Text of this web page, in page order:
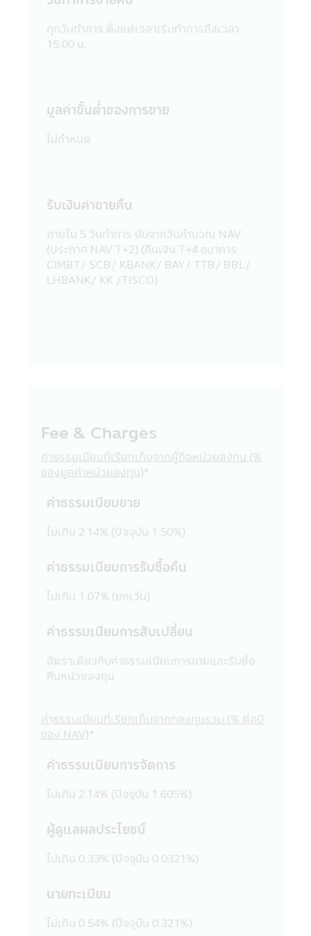
แอปพลิเคชันผ่านโทรศัพท์มือถือนี้ และ/หรือ
แอปพลิเคชันผ่านโทรศัพท์มือถือที่ร่วมกิจกรรม
กับบริษัท
แก้ไขด้วยวิธีการใดๆ ไม่ว่าทั้งหมด หรือบางส่วน
ของข้อมูลในแอปพลิเคชันผ่านโทรศัพท์มือถือนี้
เว้นแต่จะได้รับอนุญาตเป็นลายลักษณ์อักษร
จากบริษัทจัดการก่อน บริษัทจัดการ และผู้
กระทำโดยเจตนา หรือโดยมิได้รับอนุญาตจาก
ข้อความ ข้อมูล เอกสาร หรือสื่อใดๆ ใน
แอปพลิเคชันผ่านโทรศัพท์มือถือนี้ และรายงาน
ข้อความ ข้อมูล เอกสาร หรือสื่อใดๆ ใน
แอปพลิเคชันผ่านโทรศัพท์มือถือนี้ได้เผยแพร่
หรือชื่อเสียงของบริษัทจัดการ หรือบุคคลอื่น
เป็นการกระทำที่ผิดกฎหมายและความผิดที่เป็น
ไปตามพระราชบัญญัติ (พ.ร.บ.) ว่าด้วยการกระ
ทำความผิดเกี่ยวกับคอมพิวเตอร์ ซึ่งผู้กระทำดัง
กล่าวนอกจากจะต้องรับผิดชอบต่อความเสีย
หายในทางแพ่งแล้ว อาจต้องรับโทษในทาง
อาญาอีกด้วย
20. เว็บไซต์ต่างๆ ทั้งในประเทศและต่าง
ประเทศที่ลิงก์อยู่ในแอปพลิเคชันผ่านโทรศัพท์
มือถือนี้ บริษัทจัดการได้จัดรวบรวมขึ้นเพื่อ
ความสะดวกในการเข้าไปชมเว็บไซต์เท่านั้น ดัง
นั้นการที่เว็บไซต์ดังกล่าวเสนอข้อมูล ความรู้
ขายสินค้าต่างๆ ที่มีอยู่ในเว็บไซต์ดังกล่าวต่อผู้ที่
ประเทศบางแห่งในปัจจุบันอาจจะยังไม่สามารถ
ให้บริการ หรือเสนอขายสินค้าต่างๆ ใน
ตรวจสอบข้อมูล โดยละเอียดก่อนตัดสินใจรับ
บริการซื้อสินค้า หรือดำเนินการใดๆ บริษัท
จัดการไม่เกี่ยวข้องกับข้อมูล หรือการเสนอให้
บริการ หรือการเสนอขายสินค้าต่างๆ รวมทั้งไม่
รับรองความถูกต้องของข้อมูล หรือการเสนอให้
บริการ หรือการเสนอขายสินค้าที่มีอยู่ในเว็บไซต์
21. ในกรณีที่ผู้เข้าเยี่ยมชมแอปพลิเคชันผ่าน
โทรศัพท์มือถือนี้ไปยังเว็บไซต์อื่นๆ ที่มีลิงก์อยู่
จัดการขอเรียนว่า เว็บไซต์เหล่านั้นอาจมิได้อยู่
ตลาดหลักทรัพย์ พ.ศ. 2535 และบริษัทอาจจะ
ทุกวันทำการ ตั้งแต่เวลาเริ่มทำการถึงเวลา
15.00 น.
มูลค่าขั้นตํ่าของการขาย
ไม่กำหนด
รับเงินค่าขายคืน
ภายใน 5 วันทําการ นับจากวันคํานวณ NAV
(ประกาศ NAV T+2) (คืนเงิน T+4 ธนาคาร
CIMBT/ SCB/ KBANK/ BAY/ TTB/ BBL/
LHBANK/ KK /TISCO)
Fee & Charges
ค่าธรรมเนียมที่เรียกเก็บจากผู้ถือหน่วยลงทุน (%
ของมูลค่าหน่วยลงทุน)*
ค่าธรรมเนียมขาย
ไม่เกิน 2.14% (ปัจจุบัน 1.50%)
ค่าธรรมเนียมการรับซื้อคืน
ไม่เกิน 1.07% (ยกเว้น)
ค่าธรรมเนียมการสับเปลี่ยน
อัตราเดียวกับค่าธรรมเนียมการขายและรับซื้อ
คืนหน่วยลงทุน
ค่าธรรมเนียมที่เรียกเก็บจากกองทุนรวม (% ต่อปี
ของ NAV)*
ค่าธรรมเนียมการจัดการ
ไม่เกิน 2.14% (ปัจจุบัน 1.605%)
ผู้ดูแลผลประโยชน์
ไม่เกิน 0.33% (ปัจจุบัน 0.0321%)
นายทะเบียน
ไม่เกิน 0.54% (ปัจจุบัน 0.321%)